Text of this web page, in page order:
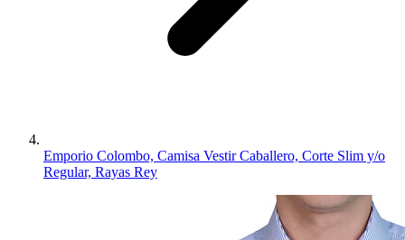
Emporio Colombo, Camisa Vestir Caballero, Corte Slim y/o
Regular, Rayas Rey